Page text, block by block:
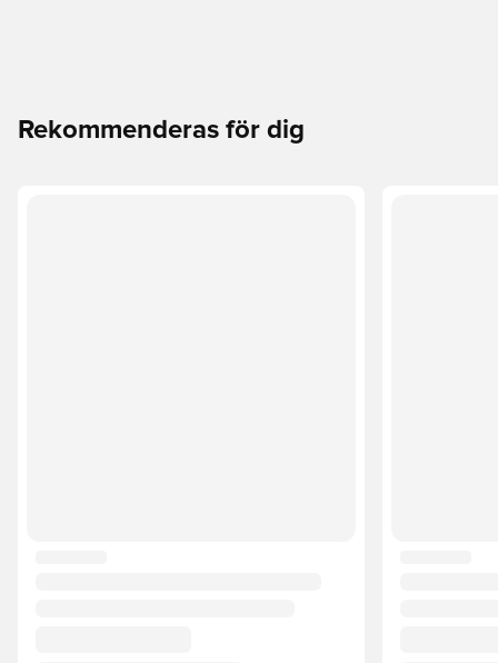
Rekommenderas för dig